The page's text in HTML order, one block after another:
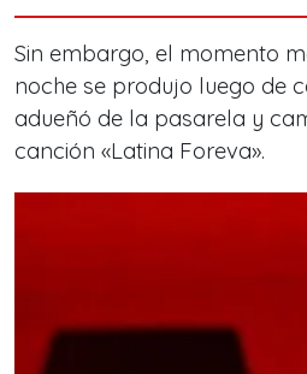
Sin embargo, el momento
noche se produjo luego de
adueñó de la pasarela y
canción «Latina Foreva».